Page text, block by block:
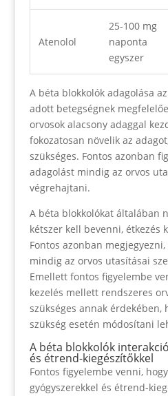
Atenolol
25-100 mg
naponta
egyszer
A béta blokkolók adagolása
adott betegségnek
orvosok alacsony adaggal
fokozatosan növelik az
szükséges. Fontos azonban
adagolást mindig az orvos
végrehajtani.
A béta blokkolókat általában
kétszer kell bevenni, étkezés
Fontos azonban
mindig az orvos utasításai
Emellett fontos figyelembe
kezelés mellett rendszeres
szükséges annak érdekében,
szükség esetén módosítani
A béta blokkolók
és étrend-kiegészítőkkel
Fontos figyelembe venni,
gyógyszerekkel és étrend-